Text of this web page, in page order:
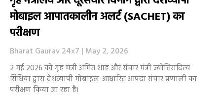
मोबाइल आपातकालीन अलर्ट (SACHET) का
परीक्षण
Bharat Gaurav 24x7 May 2, 2026
2 मई 2026 को गृह मंत्री अमित शाह और संचार मंत्री ज्योतिरादित्य
सिंधिया द्वारा देशव्यापी मोबाइल-आधारित आपदा संचार प्रणाली का
परीक्षण किया जा रहा है।